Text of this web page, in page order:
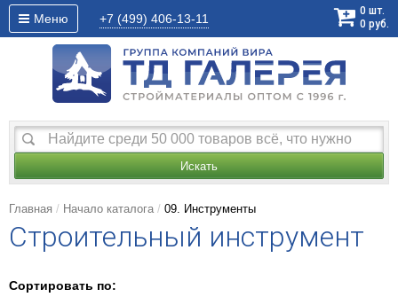
Меню +7 (499) 406-13-11
0 шт.
0 руб.
Искать
Главная Начало каталога 09. Инструменты
Строительный инструмент
Сортировать по: